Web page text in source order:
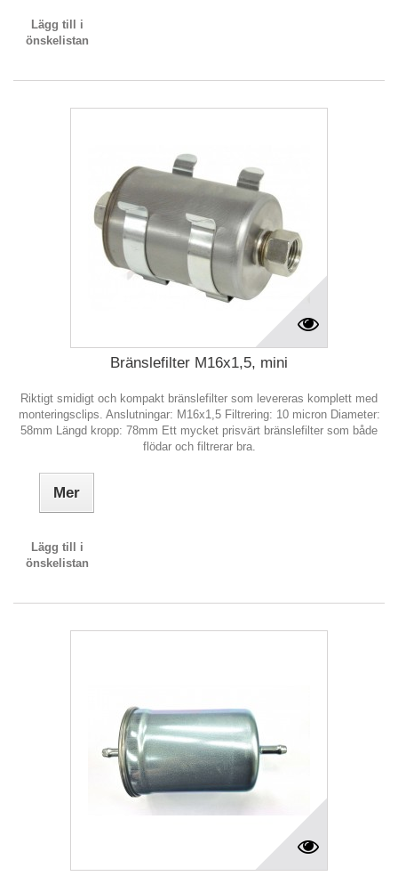
Lägg till i
önskelistan
Bränslefilter M16x1,5, mini
Riktigt smidigt och kompakt bränslefilter som levereras komplett med
monteringsclips. Anslutningar: M16x1,5 Filtrering: 10 micron Diameter:
58mm Längd kropp: 78mm Ett mycket prisvärt bränslefilter som både
flödar och filtrerar bra.
Mer
Lägg till i
önskelistan